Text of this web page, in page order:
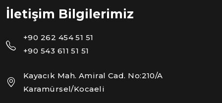
İletişim Bilgilerimiz
+90 262 454 51 51
+90 543 611 51 51
Kayacık Mah. Amiral Cad. No:210/A
Karamürsel/Kocaeli